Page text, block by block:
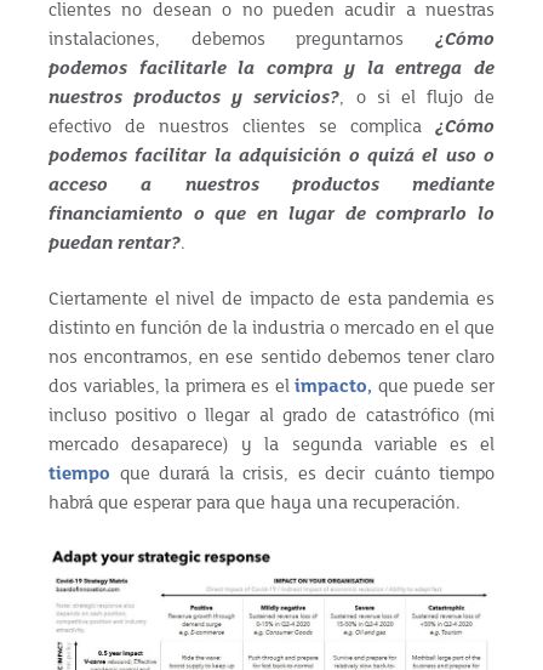
clientes no desean o no pueden acudir a nuestras
instalaciones, debemos preguntarnos ¿Cómo
podemos facilitarle la compra y la entrega de
nuestros productos y servicios?, o si el flujo de
efectivo de nuestros clientes se complica ¿Cómo
podemos facilitar la adquisición o quizá el uso o
acceso a nuestros productos mediante
financiamiento o que en lugar de comprarlo lo
puedan rentar?.
Ciertamente el nivel de impacto de esta pandemia es
distinto en función de la industria o mercado en el que
nos encontramos, en ese sentido debemos tener claro
dos variables, la primera es elimpacto, que puede ser
incluso positivo o llegar al grado de catastrófico (mi
mercado desaparece) y la segunda variable es el
tiempo que durará la crisis, es decir cuánto tiempo
habrá que esperar para que haya una recuperación.